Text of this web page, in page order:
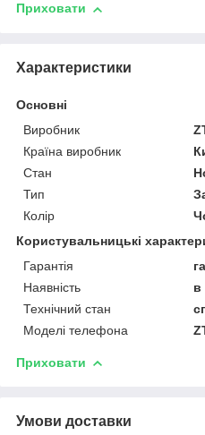
Приховати
Характеристики
Основні
Виробник
Країна виробник
Стан
Тип
Колір
Користувальницькі
Гарантія
Наявність
в
Технічний стан
Моделі телефона
Приховати
Умови доставки